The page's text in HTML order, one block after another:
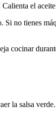
el
no tienes
cocinar
la salsa verde.